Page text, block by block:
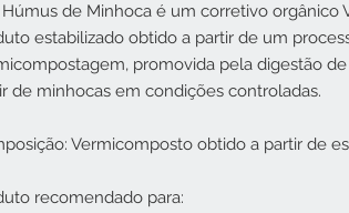
Húmus de Minhoca é um corretivo orgânico
estabilizado obtido a partir de um
promovida pela digestão
de minhocas em condições controladas.
Vermicomposto obtido a partir de
recomendado para: